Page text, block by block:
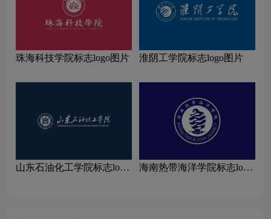
珠海科技学院标志logo图片 淮阴工学院标志logo图片
山东石油化工学院标志logo
海南热带海洋学院标志logo